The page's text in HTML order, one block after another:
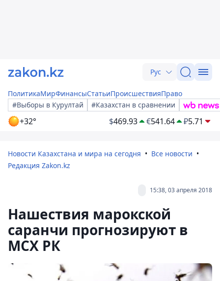
Рус
ПолитикаМирФинансыСтатьиПроисшествияПраво
#Выборы в Курултай
#Казахстан в сравнении
+32° $469.93 €541.64 ₽5.71
Новости Казахстана и мира на сегодня
Все новости
Редакция Zakon.kz
15:38, 03 апреля 2018
Нашествия марокской
саранчи прогнозируют в
МСХ РК